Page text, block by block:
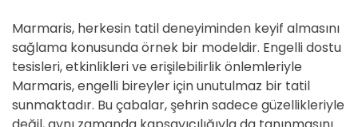
Marmaris, herkesin tatil deneyiminden keyif almasını
sağlama konusunda örnek bir modeldir. Engelli dostu
tesisleri, etkinlikleri ve erişilebilirlik önlemleriyle
Marmaris, engelli bireyler için unutulmaz bir tatil
sunmaktadır. Bu çabalar, şehrin sadece güzellikleriyle